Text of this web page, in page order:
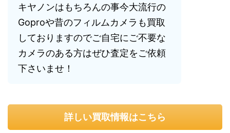
キヤノンはもちろんの事今大流行の
Goproや昔のフィルムカメラも買取
しておりますのでご自宅にご不要な
カメラのある方はぜひ査定をご依頼
下さいませ！
詳しい買取情報はこちら